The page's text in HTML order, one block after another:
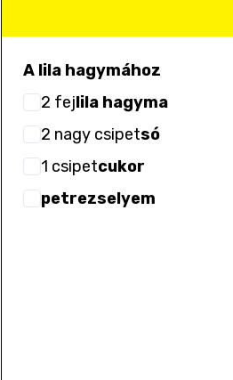
A lila hagymához
2 fejlila hagyma
2 nagy csipetsó
1 csipetcukor
petrezselyem